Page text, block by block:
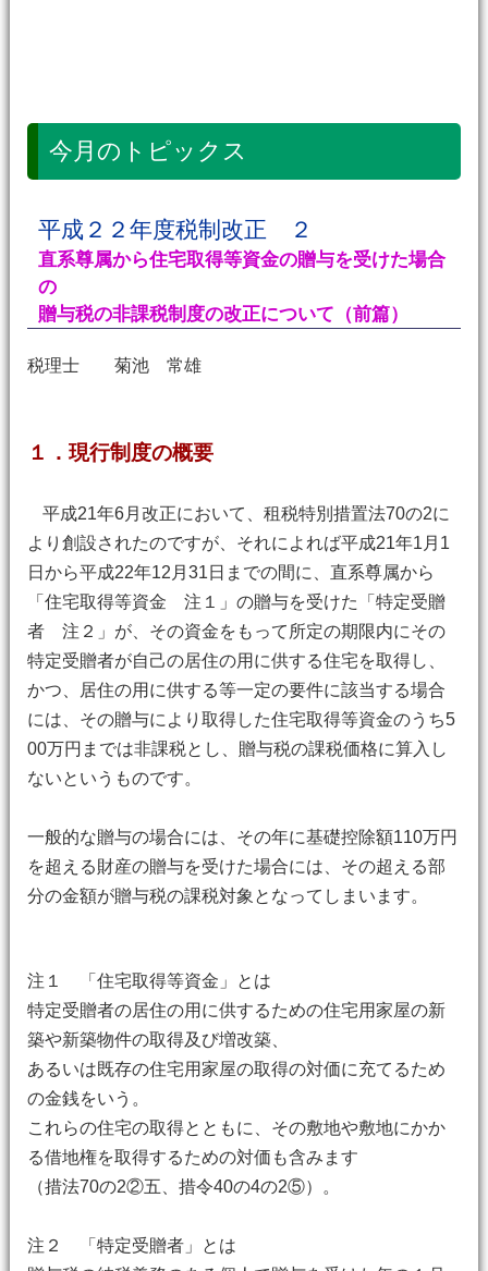
今月のトピックス
平成２２年度税制改正 ２
直系尊属から住宅取得等資金の贈与を受けた場合
の
贈与税の非課税制度の改正について（前篇）
税理士 菊池 常雄
１．現行制度の概要
平成21年6月改正において、租税特別措置法70の2に
より創設されたのですが、それによれば平成21年1月1
日から平成22年12月31日までの間に、直系尊属から
「住宅取得等資金 注１」の贈与を受けた「特定受贈
者 注２」が、その資金をもって所定の期限内にその
特定受贈者が自己の居住の用に供する住宅を取得し、
かつ、居住の用に供する等一定の要件に該当する場合
には、その贈与により取得した住宅取得等資金のうち5
00万円までは非課税とし、贈与税の課税価格に算入し
ないというものです。
一般的な贈与の場合には、その年に基礎控除額110万円
を超える財産の贈与を受けた場合には、その超える部
分の金額が贈与税の課税対象となってしまいます。
注１ 「住宅取得等資金」とは
特定受贈者の居住の用に供するための住宅用家屋の新
築や新築物件の取得及び増改築、
あるいは既存の住宅用家屋の取得の対価に充てるため
の金銭をいう。
これらの住宅の取得とともに、その敷地や敷地にかか
る借地権を取得するための対価も含みます
（措法70の2②五、措令40の4の2⑤）。
注２ 「特定受贈者」とは